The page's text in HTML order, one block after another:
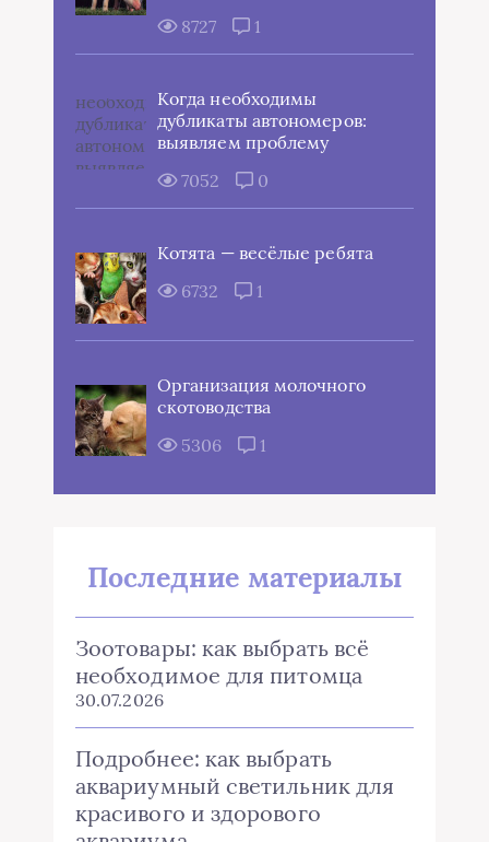
8727
1
Когда необходимы
дубликаты автономеров:
выявляем проблему
7052
0
Котята — весёлые ребята
6732
1
Организация молочного
скотоводства
5306
1
Последние материалы
Зоотовары: как выбрать всё
необходимое для питомца
30.07.2026
Подробнее: как выбрать
аквариумный светильник для
красивого и здорового